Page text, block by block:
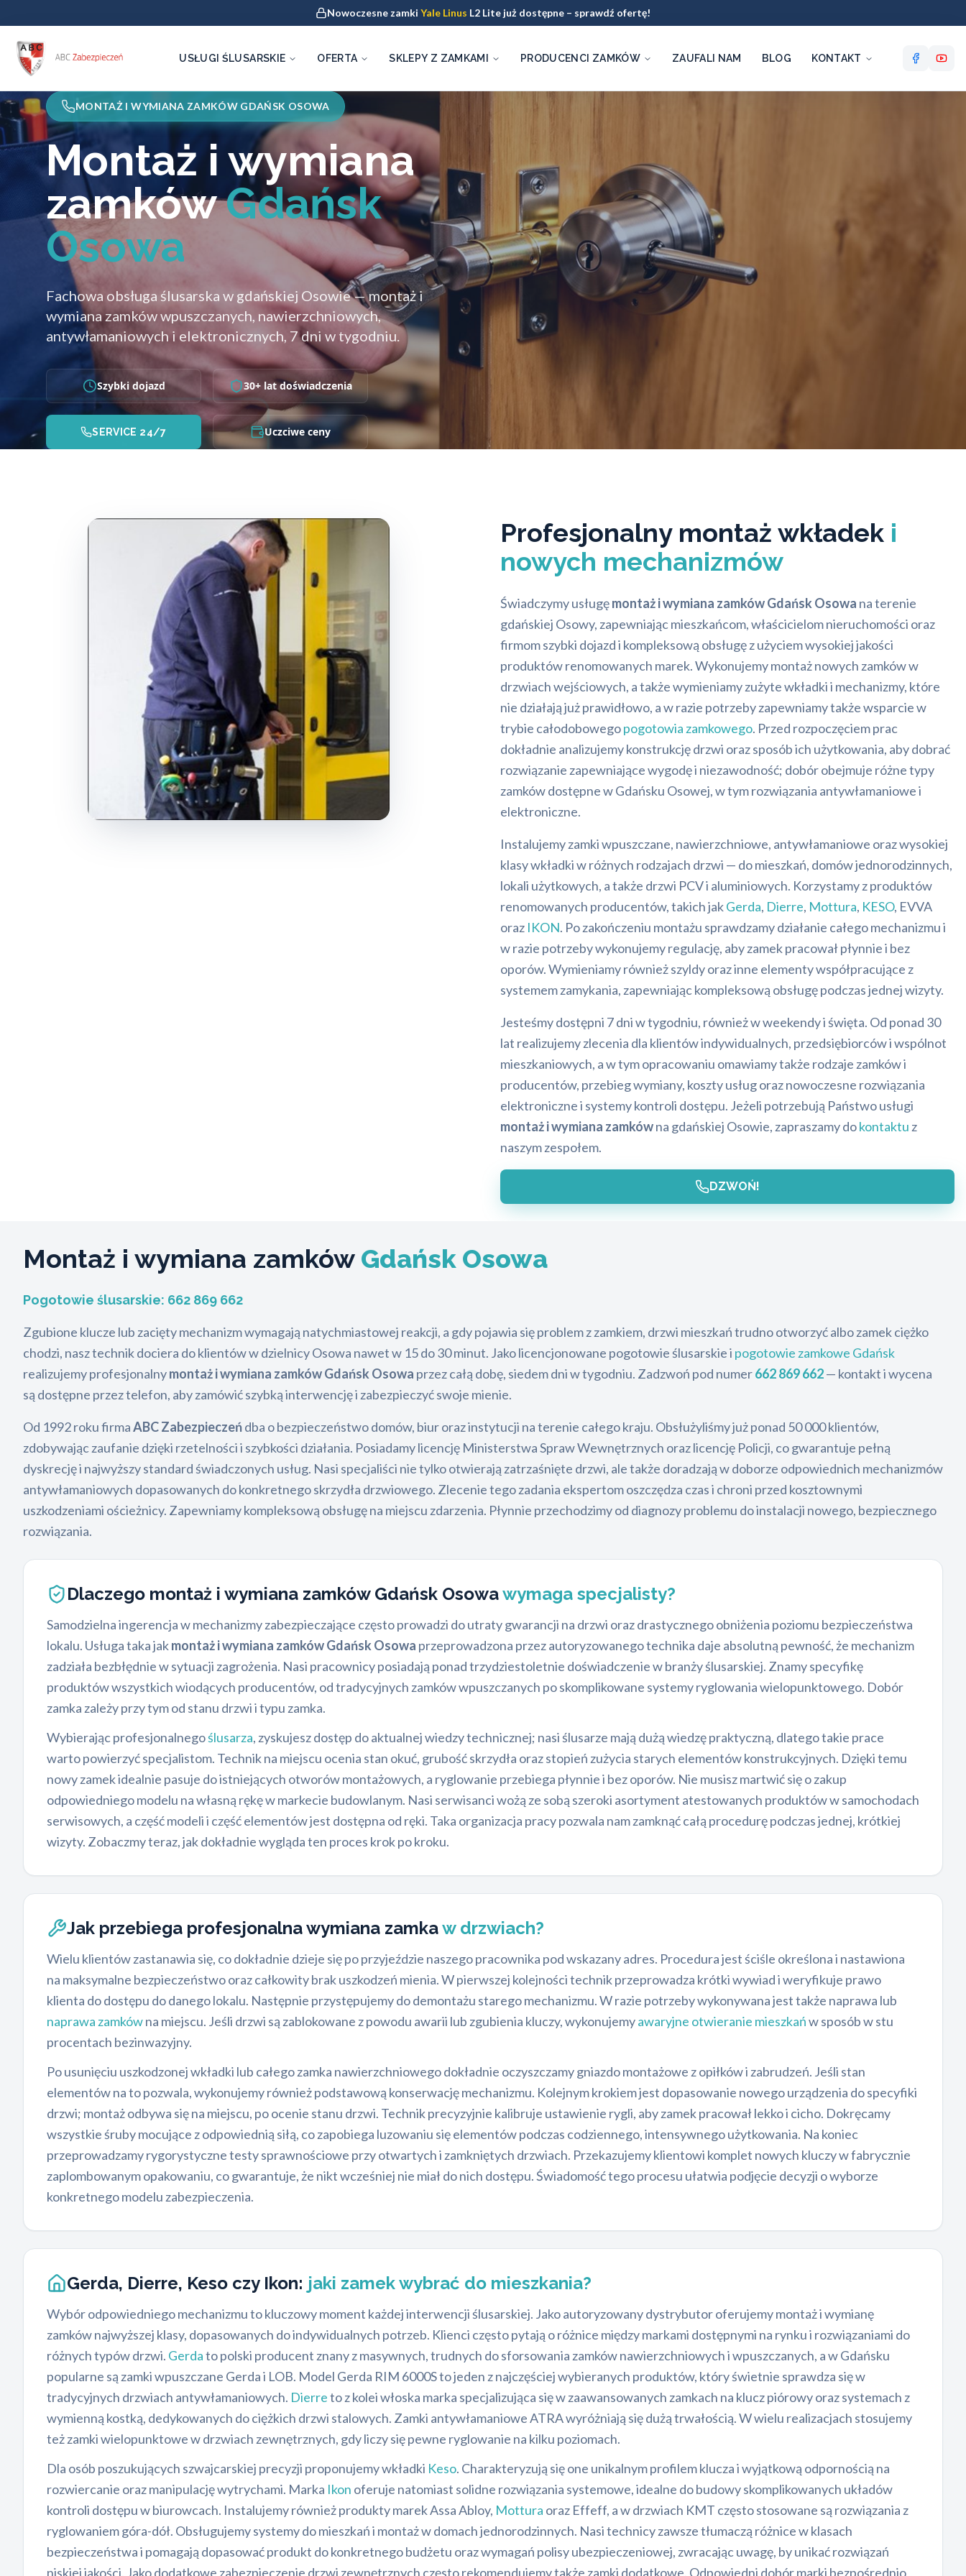
Nowoczesne zamki Yale Linus L2 Lite już dostępne – sprawdź ofertę!
USŁUGI ŚLUSARSKIE OFERTA SKLEPY Z ZAMKAMI PRODUCENCI ZAMKÓW ZAUFALI NAM BLOG KONTAKT
MONTAŻ I WYMIANA ZAMKÓW GDAŃSK OSOWA
Montaż i wymiana
zamkówGdańsk
Osowa
Fachowa obsługa ślusarska w gdańskiej Osowie — montaż i
wymiana zamków wpuszczanych, nawierzchniowych,
antywłamaniowych i elektronicznych, 7 dni w tygodniu.
Szybki dojazd 30+ lat doświadczenia
SERVICE 24/7 Uczciwe ceny
Profesjonalny montaż wkładek i
nowych mechanizmów
Świadczymy usługęmontaż i wymiana zamków Gdańsk Osowa na terenie
gdańskiej Osowy, zapewniając mieszkańcom, właścicielom nieruchomości oraz
firmom szybki dojazd i kompleksową obsługę z użyciem wysokiej jakości
produktów renomowanych marek. Wykonujemy montaż nowych zamków w
drzwiach wejściowych, a także wymieniamy zużyte wkładki i mechanizmy, które
nie działają już prawidłowo, a w razie potrzeby zapewniamy także wsparcie w
trybie całodobowegopogotowia zamkowego. Przed rozpoczęciem prac
dokładnie analizujemy konstrukcję drzwi oraz sposób ich użytkowania, aby dobrać
rozwiązanie zapewniające wygodę i niezawodność; dobór obejmuje różne typy
zamków dostępne w Gdańsku Osowej, w tym rozwiązania antywłamaniowe i
elektroniczne.
Instalujemy zamki wpuszczane, nawierzchniowe, antywłamaniowe oraz wysokiej
klasy wkładki w różnych rodzajach drzwi — do mieszkań, domów jednorodzinnych,
lokali użytkowych, a także drzwi PCV i aluminiowych. Korzystamy z produktów
renomowanych producentów, takich jakGerda, Dierre, Mottura, KESO, EVVA
oraz IKON. Po zakończeniu montażu sprawdzamy działanie całego mechanizmu i
w razie potrzeby wykonujemy regulację, aby zamek pracował płynnie i bez
oporów. Wymieniamy również szyldy oraz inne elementy współpracujące z
systemem zamykania, zapewniając kompleksową obsługę podczas jednej wizyty.
Jesteśmy dostępni 7 dni w tygodniu, również w weekendy i święta. Od ponad 30
lat realizujemy zlecenia dla klientów indywidualnych, przedsiębiorców i wspólnot
mieszkaniowych, a w tym opracowaniu omawiamy także rodzaje zamków i
producentów, przebieg wymiany, koszty usług oraz nowoczesne rozwiązania
elektroniczne i systemy kontroli dostępu. Jeżeli potrzebują Państwo usługi
montaż i wymiana zamkówna gdańskiej Osowie, zapraszamy dokontaktu z
naszym zespołem.
DZWOŃ!
Montaż i wymiana zamków Gdańsk Osowa
Pogotowie ślusarskie: 662 869 662
Zgubione klucze lub zacięty mechanizm wymagają natychmiastowej reakcji, a gdy pojawia się problem z zamkiem, drzwi mieszkań trudno otworzyć albo zamek ciężko
chodzi, nasz technik dociera do klientów w dzielnicy Osowa nawet w 15 do 30 minut. Jako licencjonowane pogotowie ślusarskie i pogotowie zamkowe Gdańsk
realizujemy profesjonalnymontaż i wymiana zamków Gdańsk Osowa przez całą dobę, siedem dni w tygodniu. Zadzwoń pod numer662 869 662— kontakt i wycena
są dostępne przez telefon, aby zamówić szybką interwencję i zabezpieczyć swoje mienie.
Od 1992 roku firmaABC Zabezpieczeńdba o bezpieczeństwo domów, biur oraz instytucji na terenie całego kraju. Obsłużyliśmy już ponad 50 000 klientów,
zdobywając zaufanie dzięki rzetelności i szybkości działania. Posiadamy licencję Ministerstwa Spraw Wewnętrznych oraz licencję Policji, co gwarantuje pełną
dyskrecję i najwyższy standard świadczonych usług. Nasi specjaliści nie tylko otwierają zatrzaśnięte drzwi, ale także doradzają w doborze odpowiednich mechanizmów
antywłamaniowych dopasowanych do konkretnego skrzydła drzwiowego. Zlecenie tego zadania ekspertom oszczędza czas i chroni przed kosztownymi
uszkodzeniami ościeżnicy. Zapewniamy kompleksową obsługę na miejscu zdarzenia. Płynnie przechodzimy od diagnozy problemu do instalacji nowego, bezpiecznego
rozwiązania.
Dlaczego montaż i wymiana zamków Gdańsk Osowawymaga specjalisty?
Samodzielna ingerencja w mechanizmy zabezpieczające często prowadzi do utraty gwarancji na drzwi oraz drastycznego obniżenia poziomu bezpieczeństwa
lokalu. Usługa taka jakmontaż i wymiana zamków Gdańsk Osowa przeprowadzona przez autoryzowanego technika daje absolutną pewność, że mechanizm
zadziała bezbłędnie w sytuacji zagrożenia. Nasi pracownicy posiadają ponad trzydziestoletnie doświadczenie w branży ślusarskiej. Znamy specyfikę
produktów wszystkich wiodących producentów, od tradycyjnych zamków wpuszczanych po skomplikowane systemy ryglowania wielopunktowego. Dobór
zamka zależy przy tym od stanu drzwi i typu zamka.
Wybierając profesjonalnegoślusarza, zyskujesz dostęp do aktualnej wiedzy technicznej; nasi ślusarze mają dużą wiedzę praktyczną, dlatego takie prace
warto powierzyć specjalistom. Technik na miejscu ocenia stan okuć, grubość skrzydła oraz stopień zużycia starych elementów konstrukcyjnych. Dzięki temu
nowy zamek idealnie pasuje do istniejących otworów montażowych, a ryglowanie przebiega płynnie i bez oporów. Nie musisz martwić się o zakup
odpowiedniego modelu na własną rękę w markecie budowlanym. Nasi serwisanci wożą ze sobą szeroki asortyment atestowanych produktów w samochodach
serwisowych, a część modeli i część elementów jest dostępna od ręki. Taka organizacja pracy pozwala nam zamknąć całą procedurę podczas jednej, krótkiej
wizyty. Zobaczmy teraz, jak dokładnie wygląda ten proces krok po kroku.
Jak przebiega profesjonalna wymiana zamkaw drzwiach?
Wielu klientów zastanawia się, co dokładnie dzieje się po przyjeździe naszego pracownika pod wskazany adres. Procedura jest ściśle określona i nastawiona
na maksymalne bezpieczeństwo oraz całkowity brak uszkodzeń mienia. W pierwszej kolejności technik przeprowadza krótki wywiad i weryfikuje prawo
klienta do dostępu do danego lokalu. Następnie przystępujemy do demontażu starego mechanizmu. W razie potrzeby wykonywana jest także naprawa lub
naprawa zamkówna miejscu. Jeśli drzwi są zablokowane z powodu awarii lub zgubienia kluczy, wykonujemyawaryjne otwieranie mieszkańw sposób w stu
procentach bezinwazyjny.
Po usunięciu uszkodzonej wkładki lub całego zamka nawierzchniowego dokładnie oczyszczamy gniazdo montażowe z opiłków i zabrudzeń. Jeśli stan
elementów na to pozwala, wykonujemy również podstawową konserwację mechanizmu. Kolejnym krokiem jest dopasowanie nowego urządzenia do specyfiki
drzwi; montaż odbywa się na miejscu, po ocenie stanu drzwi. Technik precyzyjnie kalibruje ustawienie rygli, aby zamek pracował lekko i cicho. Dokręcamy
wszystkie śruby mocujące z odpowiednią siłą, co zapobiega luzowaniu się elementów podczas codziennego, intensywnego użytkowania. Na koniec
przeprowadzamy rygorystyczne testy sprawnościowe przy otwartych i zamkniętych drzwiach. Przekazujemy klientowi komplet nowych kluczy w fabrycznie
zaplombowanym opakowaniu, co gwarantuje, że nikt wcześniej nie miał do nich dostępu. Świadomość tego procesu ułatwia podjęcie decyzji o wyborze
konkretnego modelu zabezpieczenia.
Gerda, Dierre, Keso czy Ikon: jaki zamek wybrać do mieszkania?
Wybór odpowiedniego mechanizmu to kluczowy moment każdej interwencji ślusarskiej. Jako autoryzowany dystrybutor oferujemy montaż i wymianę
zamków najwyższej klasy, dopasowanych do indywidualnych potrzeb. Klienci często pytają o różnice między markami dostępnymi na rynku i rozwiązaniami do
różnych typów drzwi. Gerdato polski producent znany z masywnych, trudnych do sforsowania zamków nawierzchniowych i wpuszczanych, a w Gdańsku
popularne są zamki wpuszczane Gerda i LOB. Model Gerda RIM 6000S to jeden z najczęściej wybieranych produktów, który świetnie sprawdza się w
tradycyjnych drzwiach antywłamaniowych. Dierreto z kolei włoska marka specjalizująca się w zaawansowanych zamkach na klucz piórowy oraz systemach z
wymienną kostką, dedykowanych do ciężkich drzwi stalowych. Zamki antywłamaniowe ATRA wyróżniają się dużą trwałością. W wielu realizacjach stosujemy
też zamki wielopunktowe w drzwiach zewnętrznych, gdy liczy się pewne ryglowanie na kilku poziomach.
Dla osób poszukujących szwajcarskiej precyzji proponujemy wkładki Keso. Charakteryzują się one unikalnym profilem klucza i wyjątkową odpornością na
rozwiercanie oraz manipulację wytrychami. Marka Ikon oferuje natomiast solidne rozwiązania systemowe, idealne do budowy skomplikowanych układów
kontroli dostępu w biurowcach. Instalujemy również produkty marek Assa Abloy, Mottura oraz Effeff, a w drzwiach KMT często stosowane są rozwiązania z
ryglowaniem góra-dół. Obsługujemy systemy do mieszkań i montaż w domach jednorodzinnych. Nasi technicy zawsze tłumaczą różnice w klasach
bezpieczeństwa i pomagają dopasować produkt do konkretnego budżetu oraz wymagań polisy ubezpieczeniowej, zwracając uwagę, by unikać rozwiązań
niskiej jakości. Jako dodatkowe zabezpieczenie drzwi zewnętrznych często rekomendujemy także zamki dodatkowe. Odpowiedni dobór marki bezpośrednio